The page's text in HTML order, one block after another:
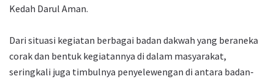
Kedah Darul Aman.
Dari situasi kegiatan berbagai badan dakwah yang beraneka
corak dan bentuk kegiatannya di dalam masyarakat,
seringkali juga timbulnya penyelewengan di antara badan-